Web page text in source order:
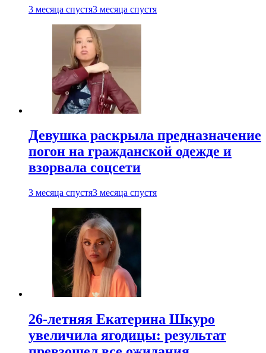
3 месяца спустя3 месяца спустя
Девушка раскрыла предназначение
погон на гражданской одежде и
взорвала соцсети
3 месяца спустя3 месяца спустя
26-летняя Екатерина Шкуро
увеличила ягодицы: результат